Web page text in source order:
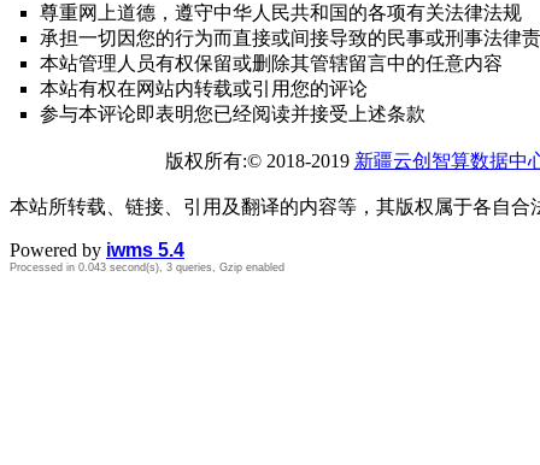
尊重网上道德，遵守中华人民共和国的各项有关法律法规
承担一切因您的行为而直接或间接导致的民事或刑事法律
本站管理人员有权保留或删除其管辖留言中的任意内容
本站有权在网站内转载或引用您的评论
参与本评论即表明您已经阅读并接受上述条款
版权所有:© 2018-2019 新疆云创智算数据中
本站所转载、链接、引用及翻译的内容等，其版权属于各自合
Powered by iwms 5.4
Processed in 0.043 second(s), 3 queries, Gzip enabled